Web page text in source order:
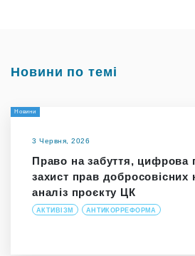
Новини по темі
Новини
3 Червня, 2026
Право на забуття, цифрова
захист прав добросовісних
аналіз проєкту ЦК
АКТИВІЗМ АНТИКОРРЕФОРМА